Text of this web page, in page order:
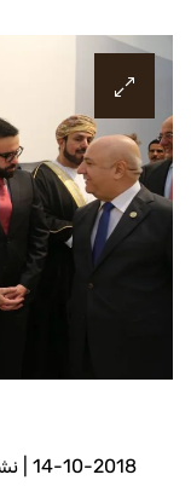
14-10-2018